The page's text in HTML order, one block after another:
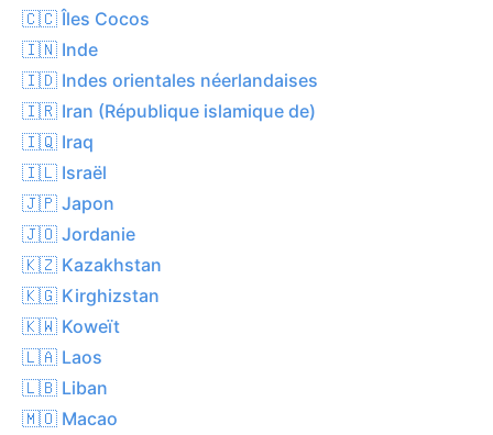
🇨🇨 Îles Cocos
🇮🇳 Inde
🇮🇩 Indes orientales néerlandaises
🇮🇷 Iran (République islamique de)
🇮🇶 Iraq
🇮🇱 Israël
🇯🇵 Japon
🇯🇴 Jordanie
🇰🇿 Kazakhstan
🇰🇬 Kirghizstan
🇰🇼 Koweït
🇱🇦 Laos
🇱🇧 Liban
🇲🇴 Macao